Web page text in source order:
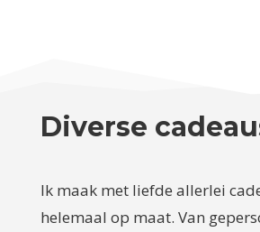
Diverse
Ik maak met liefde allerlei
helemaal op maat. Van